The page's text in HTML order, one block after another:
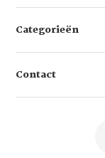
Categorieën
Contact